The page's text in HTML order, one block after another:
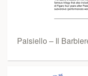
Paisiello – Il